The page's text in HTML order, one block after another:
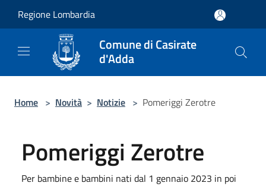
Regione Lombardia
Comune di Casirate
d'Adda
Home > Novità > Notizie > Pomeriggi Zerotre
Pomeriggi Zerotre
Per bambine e bambini nati dal 1 gennaio 2023 in poi